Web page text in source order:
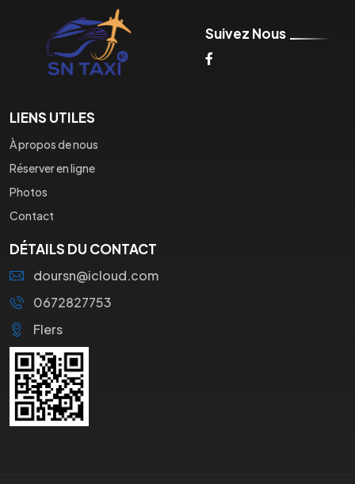
Suivez Nous
LIENS UTILES
À propos de nous
Réserver en ligne
Photos
Contact
DÉTAILS DU CONTACT
doursn@icloud.com
0672827753
Flers